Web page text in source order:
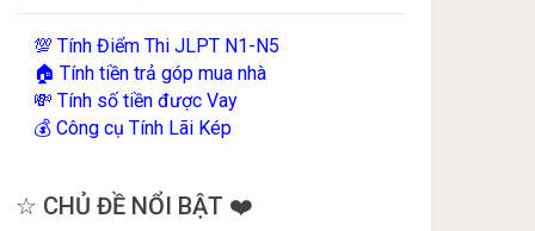
💯 Tính Điểm Thi JLPT N1-N5
🏠 Tính tiền trả góp mua nhà
💸 Tính số tiền được Vay
💰 Công cụ Tính Lãi Kép
☆ CHỦ ĐỀ NỔI BẬT ❤️